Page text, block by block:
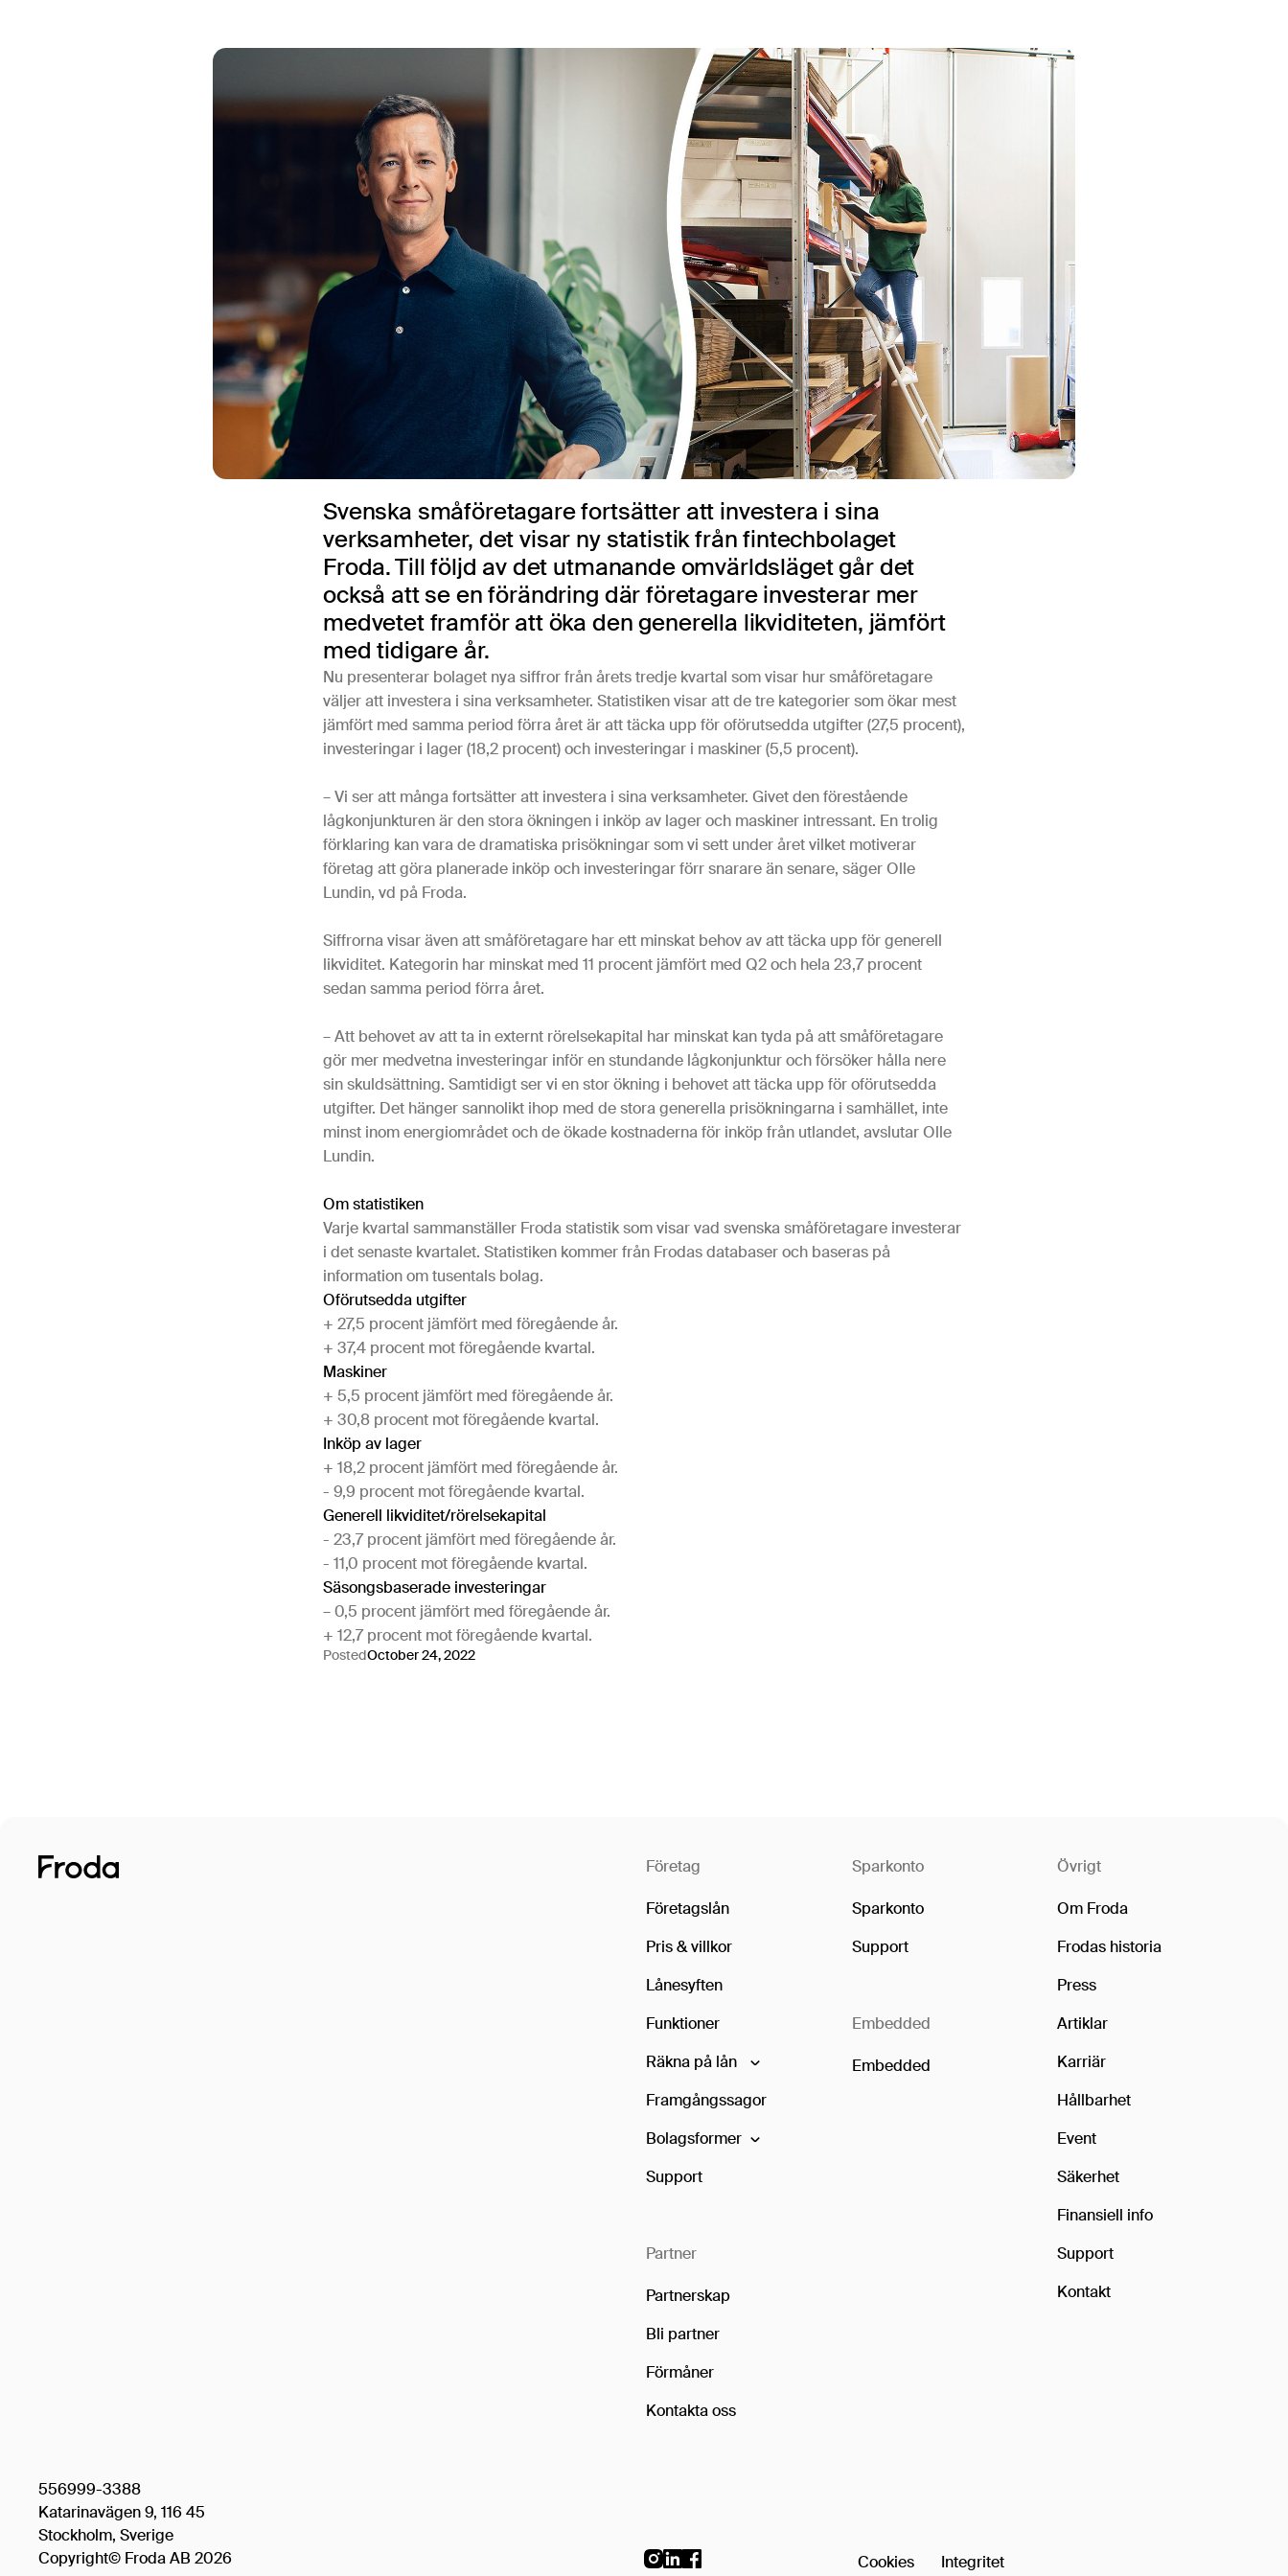
Svenska småföretagare fortsätter att investera i sina
verksamheter, det visar ny statistik från fintechbolaget
Froda.Till följd av det utmanande omvärldsläget går det
också att se en förändring där företagare investerar mer
medvetet framför att öka den generella likviditeten, jämfört
med tidigare år.
Nu presenterar bolaget nya siffror från årets tredje kvartal som visar hur småföretagare
väljer att investera i sina verksamheter. Statistiken visar att de tre kategorier som ökar mest
jämfört med samma period förra året är att täcka upp för oförutsedda utgifter (27,5 procent),
investeringar i lager (18,2 procent) och investeringar i maskiner (5,5 procent).
– Vi ser att många fortsätter att investera i sina verksamheter. Givet den förestående
lågkonjunkturen är den stora ökningen i inköp av lager och maskiner intressant. En trolig
förklaring kan vara de dramatiska prisökningar som vi sett under året vilket motiverar
företag att göra planerade inköp och investeringar förr snarare än senare, säger Olle
Lundin, vd på Froda.
Siffrorna visar även att småföretagare har ett minskat behov av att täcka upp för generell
likviditet. Kategorin har minskat med 11 procent jämfört med Q2 och hela 23,7 procent
sedan samma period förra året.
– Att behovet av att ta in externt rörelsekapital har minskat kan tyda på att småföretagare
gör mer medvetna investeringar inför en stundande lågkonjunktur och försöker hålla nere
sin skuldsättning. Samtidigt ser vi en stor ökning i behovet att täcka upp för oförutsedda
utgifter. Det hänger sannolikt ihop med de stora generella prisökningarna i samhället, inte
minst inom energiområdet och de ökade kostnaderna för inköp från utlandet, avslutar Olle
Lundin.
Om statistiken
Varje kvartal sammanställer Froda statistik som visar vad svenska småföretagare investerar
i det senaste kvartalet. Statistiken kommer från Frodas databaser och baseras på
information om tusentals bolag.
Oförutsedda utgifter
+ 27,5 procent jämfört med föregående år.
+ 37,4 procent mot föregående kvartal.
Maskiner
+ 5,5 procent jämfört med föregående år.
+ 30,8 procent mot föregående kvartal.
Inköp av lager
+ 18,2 procent jämfört med föregående år.
- 9,9 procent mot föregående kvartal.
Generell likviditet/rörelsekapital
- 23,7 procent jämfört med föregående år.
- 11,0 procent mot föregående kvartal.
Säsongsbaserade investeringar
– 0,5 procent jämfört med föregående år.
+ 12,7 procent mot föregående kvartal.
PostedOctober 24, 2022
Företag
Företagslån
Pris & villkor
Lånesyften
Funktioner
Räkna på lån
Framgångssagor
Bolagsformer
Support
Partner
Partnerskap
Bli partner
Förmåner
Kontakta oss
Sparkonto
Sparkonto
Support
Embedded
Embedded
Övrigt
Om Froda
Frodas historia
Press
Artiklar
Karriär
Hållbarhet
Event
Säkerhet
Finansiell info
Support
Kontakt
556999-3388
Katarinavägen 9, 116 45
Stockholm, Sverige
Copyright© Froda AB 2026
Cookies Integritet